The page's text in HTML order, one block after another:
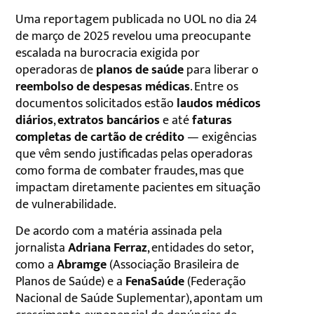
Uma reportagem publicada no UOL no dia 24
de março de 2025 revelou uma preocupante
escalada na burocracia exigida por
operadoras deplanos de saúdepara liberar o
reembolso de despesas médicas. Entre os
documentos solicitados estão laudos médicos
diários,extratos bancáriose atéfaturas
completas de cartão de crédito— exigências
que vêm sendo justificadas pelas operadoras
como forma de combater fraudes, mas que
impactam diretamente pacientes em situação
de vulnerabilidade.
De acordo com a matéria assinada pela
jornalistaAdriana Ferraz, entidades do setor,
como aAbramge(Associação Brasileira de
Planos de Saúde) e a FenaSaúde(Federação
Nacional de Saúde Suplementar), apontam um